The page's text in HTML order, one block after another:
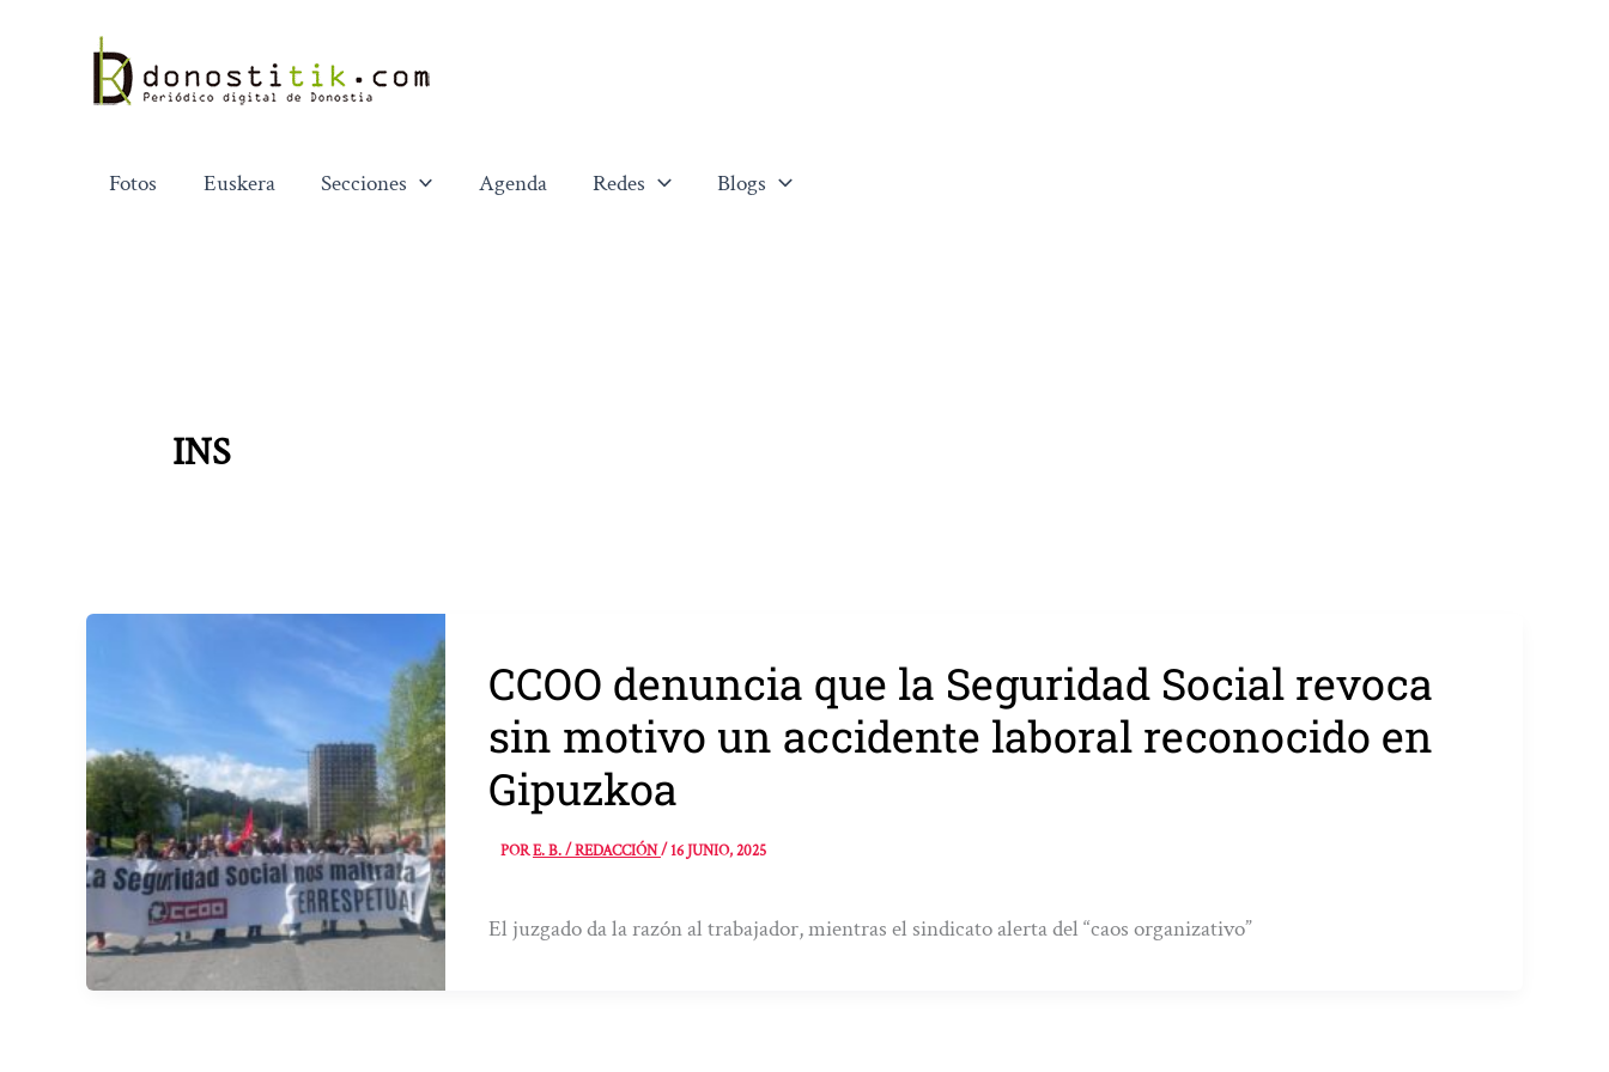
contenido
Fotos Euskera Secciones Agenda Redes Blogs
INS
CCOO denuncia que la Seguridad Social revoca
sin motivo un accidente laboral reconocido en
Gipuzkoa
PORE. B. / REDACCIÓN/16 JUNIO, 2025
El juzgado da la razón al trabajador, mientras el sindicato alerta del “caos organizativo”